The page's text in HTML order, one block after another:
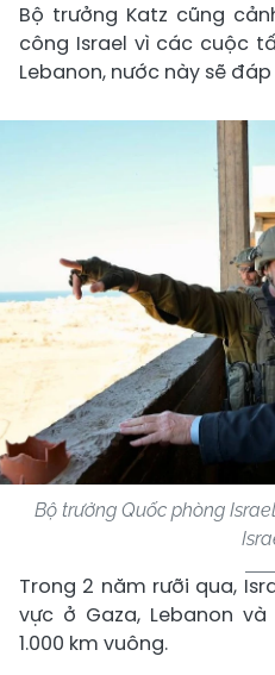
Bộ trưởng Katz cũng
công Israel vì các cuộc
Lebanon, nước này sẽ
Bộ trưởng Quốc phòng
Trong 2 năm rưỡi qua,
vực ở Gaza, Lebanon
1.000 km vuông.